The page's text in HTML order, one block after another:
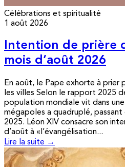
Célébrations et spiritualité
1 août 2026
Intention de prière
mois d’août 2026
En août, le Pape exhorte à prier
les villes Selon le rapport 2025
population mondiale vit dans
mégapoles a quadruplé, passant
2025. Léon XIV consacre son
d’août à «l’évangélisation...
Lire la suite →